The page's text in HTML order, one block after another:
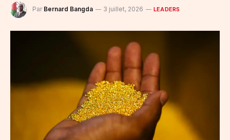
Par Bernard Bangda 3 juillet, 2026 LEADERS